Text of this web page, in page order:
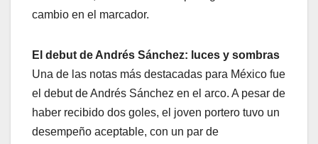
cambio en el marcador.
El debut de Andrés Sánchez: luces y sombras
Una de las notas más destacadas para México fue
el debut de Andrés Sánchez en el arco. A pesar de
haber recibido dos goles, el joven portero tuvo un
desempeño aceptable, con un par de